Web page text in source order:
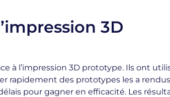
3D
à l’impression 3D prototype. Ils ont
rapidement des prototypes les a
pour gagner en efficacité. Les